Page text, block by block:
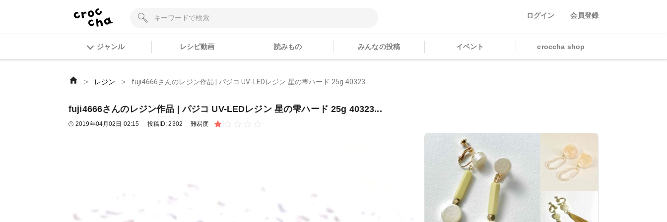
ログイン 会員登録
ジャンル レシピ動画 読みもの みんなの投稿 イベント croccha shop
＞ レジン ＞ fuji4666さんのレジン作品 | パジコ UV-LEDレジン 星の雫ハード 25g 40323...
fuji4666さんのレジン作品 | パジコ UV-LEDレジン 星の雫ハード 25g 40323...
2019年04月02日 02:15 投稿ID:2302 難易度